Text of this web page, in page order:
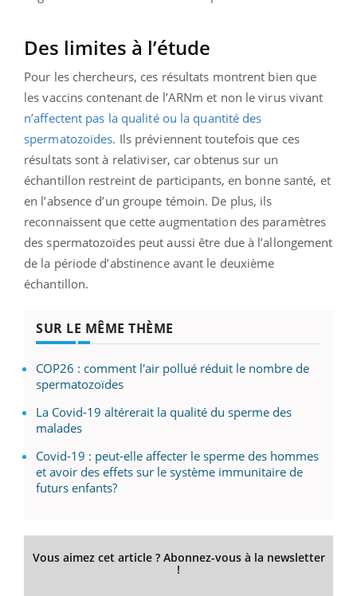
Des limites à l’étude
Pour les chercheurs, ces résultats montrent bien que
les vaccins contenant de l’ARNm et non le virus vivant
n’affectent pas la qualité ou la quantité des
spermatozoïdes. Ils préviennent toutefois que ces
résultats sont à relativiser, car obtenus sur un
échantillon restreint de participants, en bonne santé, et
en l’absence d’un groupe témoin. De plus, ils
reconnaissent que cette augmentation des paramètres
des spermatozoïdes peut aussi être due à l’allongement
de la période d’abstinence avant le deuxième
échantillon.
SUR LE MÊME THÈME
COP26 : comment l'air pollué réduit le nombre de
spermatozoïdes
La Covid-19 altérerait la qualité du sperme des
malades
Covid-19 : peut-elle affecter le sperme des hommes
et avoir des effets sur le système immunitaire de
futurs enfants?
Vous aimez cet article ? Abonnez-vous à la newsletter
!